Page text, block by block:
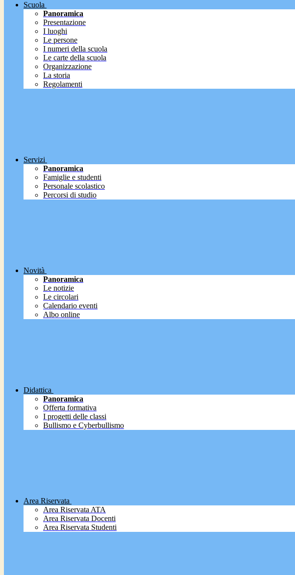
Scuola
Panoramica
Presentazione
I luoghi
Le persone
I numeri della scuola
Le carte della scuola
Organizzazione
La storia
Regolamenti
Servizi
Panoramica
Famiglie e studenti
Personale scolastico
Percorsi di studio
Novità
Panoramica
Le notizie
Le circolari
Calendario eventi
Albo online
Didattica
Panoramica
Offerta formativa
I progetti delle classi
Bullismo e Cyberbullismo
Area Riservata
Area Riservata ATA
Area Riservata Docenti
Area Riservata Studenti